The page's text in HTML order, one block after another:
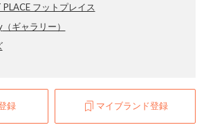
PLACE フットプレイス
（ギャラリー）
録 マイブランド登録